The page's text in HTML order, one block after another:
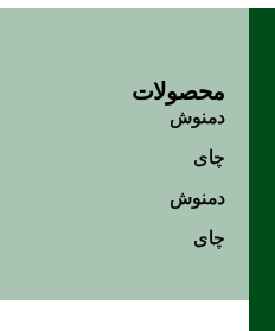
محصولات
دمنوش
چای
دمنوش
چای